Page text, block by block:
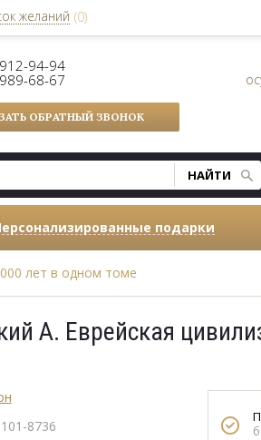
желаний (0)
94-94
68-67
ОБРАТНЫЙ ЗВОНОК
подарки
лет в одном томе
А. Еврейская
101-8736